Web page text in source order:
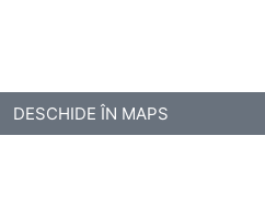
DESCHIDE ÎN MAPS